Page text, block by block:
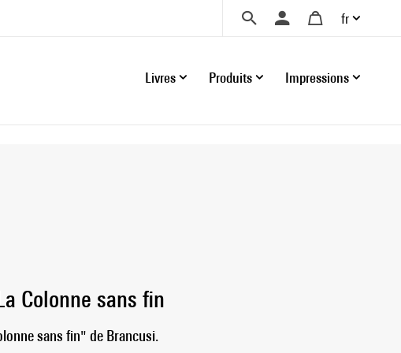
fr
Livres Produits Impressions
Colonne sans fin
sans fin" de Brancusi.